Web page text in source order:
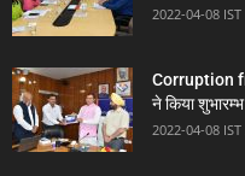
2022-04-08
Corruption
ने किया शुभारम्भ
2022-04-08